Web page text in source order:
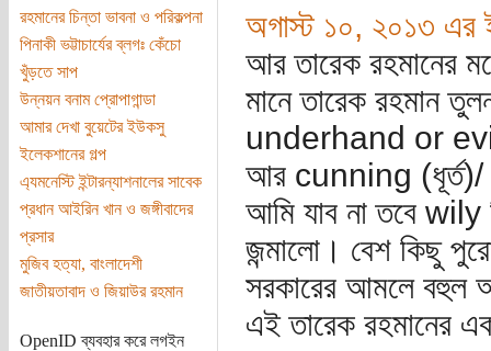
রহমানের চিন্তা ভাবনা ও পরিকল্পনা
পিনাকী ভট্টাচার্যের ব্লগঃ কেঁচো
খুঁড়তে সাপ
উন্নয়ন বনাম প্রোপাগান্ডা
আমার দেখা বুয়েটের ইউকসু
ইলেকশানের গল্প
এ্যমনেস্টি ইন্টারন্যাশনালের সাবেক
প্রধান আইরিন খান ও জঙ্গীবাদের
প্রসার
মুজিব হত্যা, বাংলাদেশী
জাতীয়তাবাদ ও জিয়াউর রহমান
OpenID ব্যবহার করে লগইন
অগাস্ট ১০, ২০১৩ এর
আর তারেক রহমানের
মানে তারেক রহমান
underhand or evil
আর cunning (ধূর্ত)/
আমি যাব না তবে wily
জন্মালো। বেশ কিছু
সরকারের আমলে বহুল
এই তারেক রহমানের